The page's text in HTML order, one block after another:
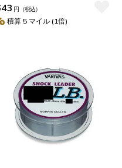
円 （税込）
積算 5 マイル (1倍)